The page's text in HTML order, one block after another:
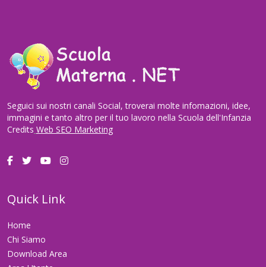
Seguici sui nostri canali Social, troverai molte infomazioni, idee,
immagini e tanto altro per il tuo lavoro nella Scuola dell'Infanzia
Credits Web SEO Marketing
Quick Link
Home
Chi Siamo
Download Area